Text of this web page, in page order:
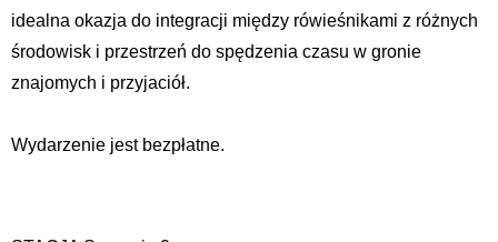
idealna okazja do integracji między rówieśnikami z różnych
środowisk i przestrzeń do spędzenia czasu w gronie
znajomych i przyjaciół.
Wydarzenie jest bezpłatne.